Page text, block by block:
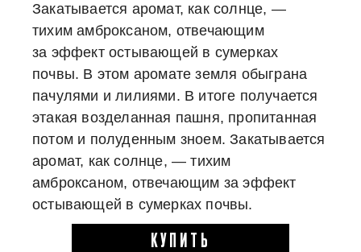
Закатывается аромат, как солнце, —
тихим амброксаном, отвечающим
за эффект остывающей в сумерках
почвы. В этом аромате земля обыграна
пачулями и лилиями. В итоге получается
этакая возделанная пашня, пропитанная
потом и полуденным зноем. Закатывается
аромат, как солнце, — тихим
амброксаном, отвечающим за эффект
остывающей в сумерках почвы.
КУПИТЬ